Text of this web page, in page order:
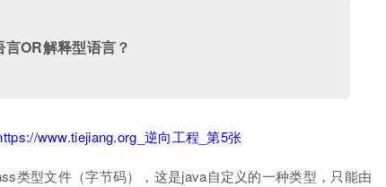
OR解释型语言？
类型文件（字节码），这是java自定义的一种类型，只能由